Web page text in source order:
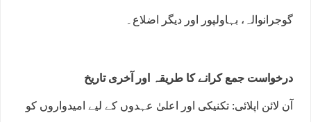
گوجرانوالہ، بہاولپور اور دیگر اضلاع۔
درخواست جمع کرانے کا طریقہ اور آخری تاریخ
آن لائن اپلائی: تکنیکی اور اعلیٰ عہدوں کے لیے امیدواروں کو